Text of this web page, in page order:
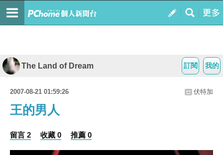
我的
訂閱
The Land of Dream
2007-08-21 01:59:26 伏特加
王的男人
留言 2 收藏 0 推薦 0